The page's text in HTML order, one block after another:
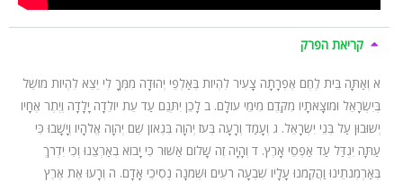
קריאת הפרק
א וְאַתָּה בֵּית לֶחֶם אֶפְרָתָה צָעִיר לִהְיוֹת בְּאַלְפֵי יְהוּדָה מִמְּךָ לִי יֵצֵא לִהְיוֹת מוֹשֵׁל
בְּיִשְׂרָאֵל וּמוֹצָאֹתָיו מִקֶּדֶם מִימֵי עוֹלָם. ב לָכֵן יִתְּנֵם עַד עֵת יוֹלֵדָה יָלָדָה וְיֶתֶר אֶחָיו
יְשׁוּבוּן עַל בְּנֵי יִשְׂרָאֵל. ג וְעָמַד וְרָעָה בְּעֹז יְהוָה בִּגְאוֹן שֵׁם יְהוָה אֱלֹהָיו וְיָשָׁבוּ כִּי
עַתָּה יִגְדַּל עַד אַפְסֵי אָרֶץ. ד וְהָיָה זֶה שָׁלוֹם אַשּׁוּר כִּי יָבוֹא בְאַרְצֵנוּ וְכִי יִדְרֹךְ
בְּאַרְמְנֹתֵינוּ וַהֲקֵמֹנוּ עָלָיו שִׁבְעָה רֹעִים וּשְׁמֹנָה נְסִיכֵי אָדָם. ה וְרָעוּ אֶת אֶרֶץ